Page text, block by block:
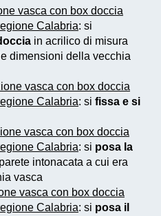
vasca con box doccia
Calabria: si
in acrilico di misura
dimensioni della vecchia
vasca con box doccia
Calabria: si fissa e si
vasca con box doccia
Calabria: si posa la
intonacata a cui era
vasca
vasca con box doccia
Calabria: si posa il